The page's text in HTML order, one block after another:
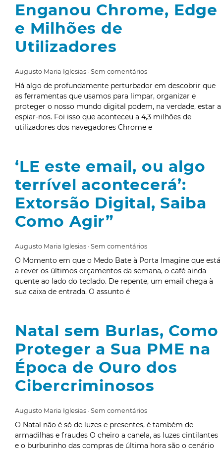
Enganou Chrome, Edge
e Milhões de
Utilizadores
Augusto Maria Iglesias Sem comentários
Há algo de profundamente perturbador em descobrir que
as ferramentas que usamos para limpar, organizar e
proteger o nosso mundo digital podem, na verdade, estar a
espiar-nos. Foi isso que aconteceu a 4,3 milhões de
utilizadores dos navegadores Chrome e
‘LE este email, ou algo
terrível acontecerá’:
Extorsão Digital, Saiba
Como Agir”
Augusto Maria Iglesias Sem comentários
O Momento em que o Medo Bate à Porta Imagine que está
a rever os últimos orçamentos da semana, o café ainda
quente ao lado do teclado. De repente, um email chega à
sua caixa de entrada. O assunto é
Natal sem Burlas, Como
Proteger a Sua PME na
Época de Ouro dos
Cibercriminosos
Augusto Maria Iglesias Sem comentários
O Natal não é só de luzes e presentes, é também de
armadilhas e fraudes O cheiro a canela, as luzes cintilantes
e o burburinho das compras de última hora são o cenário